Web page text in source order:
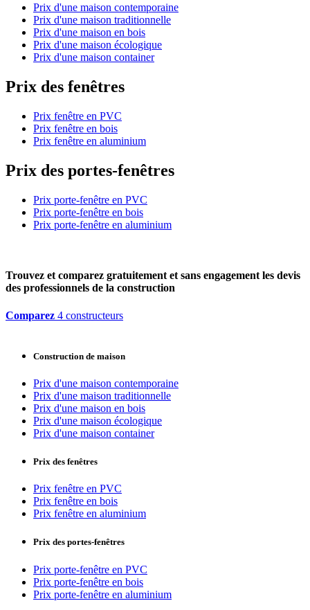
Prix d'une maison contemporaine
Prix d'une maison traditionnelle
Prix d'une maison en bois
Prix d'une maison écologique
Prix d'une maison container
Prix des fenêtres
Prix fenêtre en PVC
Prix fenêtre en bois
Prix fenêtre en aluminium
Prix des portes-fenêtres
Prix porte-fenêtre en PVC
Prix porte-fenêtre en bois
Prix porte-fenêtre en aluminium
Trouvez et comparez gratuitement et sans engagement les devis
des professionnels de la construction
Comparez 4 constructeurs
Construction de maison
Prix d'une maison contemporaine
Prix d'une maison traditionnelle
Prix d'une maison en bois
Prix d'une maison écologique
Prix d'une maison container
Prix des fenêtres
Prix fenêtre en PVC
Prix fenêtre en bois
Prix fenêtre en aluminium
Prix des portes-fenêtres
Prix porte-fenêtre en PVC
Prix porte-fenêtre en bois
Prix porte-fenêtre en aluminium